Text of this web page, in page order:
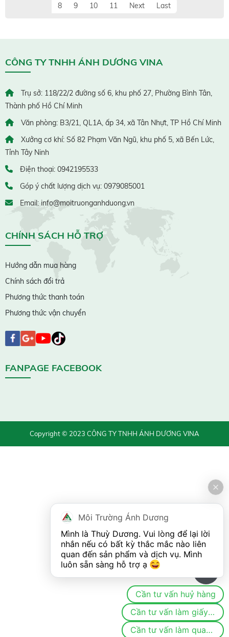
8
9 10 11 Next Last
CÔNG TY TNHH ÁNH DƯƠNG VINA
Trụ sở: 118/22/2 đường số 6, khu phố 27, Phường Bình Tân,
Thành phố Hồ Chí Minh
Văn phòng: B3/21, QL1A, ấp 34, xã Tân Nhựt, TP Hồ Chí Minh
Xưởng cơ khí: Số 82 Phạm Văn Ngũ, khu phố 5, xã Bến Lức,
Tỉnh Tây Ninh
Điện thoại: 0942195533
Góp ý chất lượng dịch vụ: 0979085001
Email: info@moitruonganhduong.vn
CHÍNH SÁCH HỖ TRỢ
Hướng dẫn mua hàng
Chính sách đổi trả
Phương thức thanh toán
Phương thức vận chuyển
FANPAGE FACEBOOK
Copyright © 2023 CÔNG TY TNHH ÁNH DƯƠNG VINA
Môi Trường Ánh Dương
Mình là Thuỳ Dương. Vui lòng để lại lời
nhắn nếu có bất kỳ thắc mắc nào liên
quan đến sản phẩm và dịch vụ. Mình
luôn sẵn sàng hỗ trợ ạ
Cần tư vấn huỷ hàng
Cần tư vấn làm giấy phép/đăng ký môi trường
Cần tư vấn làm quan trắc